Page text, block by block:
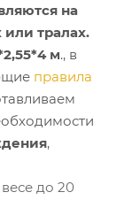
на
тралах.
м., в
правила
,
до 20